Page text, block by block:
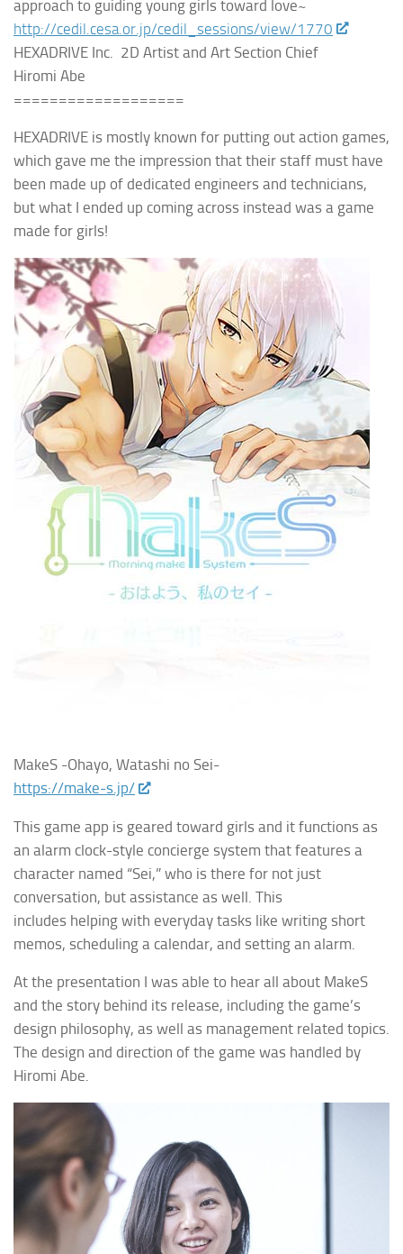
approach to guiding young girls toward love~
http://cedil.cesa.or.jp/cedil_sessions/view/1770
HEXADRIVE Inc.
2D Artist and Art Section Chief
Hiromi Abe
===================
HEXADRIVE is mostly known for putting out action games,
which gave me the impression that their staff must have
been made up of dedicated engineers and technicians,
but what I ended up coming across instead was a game
made for girls!
MakeS -Ohayo, Watashi no Sei-
https://make-s.jp/
This game app is geared toward girls and it functions as
an alarm clock-style concierge system that features a
character named “Sei,” who is there for not just
conversation, but assistance as well. This
includes helping with everyday tasks like writing short
memos, scheduling a calendar, and setting an alarm.
At the presentation I was able to hear all about MakeS
and the story behind its release, including the game’s
design philosophy, as well as management related topics.
The design and direction of the game was handled by
Hiromi Abe.